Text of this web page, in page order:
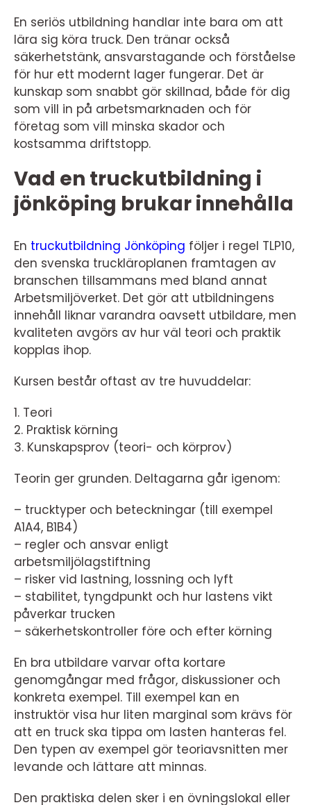
En seriös utbildning handlar inte bara om att
lära sig köra truck. Den tränar också
säkerhetstänk, ansvarstagande och förståelse
för hur ett modernt lager fungerar. Det är
kunskap som snabbt gör skillnad, både för dig
som vill in på arbetsmarknaden och för
företag som vill minska skador och
kostsamma driftstopp.
Vad en truckutbildning i
jönköping brukar innehålla
En truckutbildning Jönköping följer i regel TLP10,
den svenska truckläroplanen framtagen av
branschen tillsammans med bland annat
Arbetsmiljöverket. Det gör att utbildningens
innehåll liknar varandra oavsett utbildare, men
kvaliteten avgörs av hur väl teori och praktik
kopplas ihop.
Kursen består oftast av tre huvuddelar:
1. Teori
2. Praktisk körning
3. Kunskapsprov (teori- och körprov)
Teorin ger grunden. Deltagarna går igenom:
– trucktyper och beteckningar (till exempel
A1A4, B1B4)
– regler och ansvar enligt
arbetsmiljölagstiftning
– risker vid lastning, lossning och lyft
– stabilitet, tyngdpunkt och hur lastens vikt
påverkar trucken
– säkerhetskontroller före och efter körning
En bra utbildare varvar ofta kortare
genomgångar med frågor, diskussioner och
konkreta exempel. Till exempel kan en
instruktör visa hur liten marginal som krävs för
att en truck ska tippa om lasten hanteras fel.
Den typen av exempel gör teoriavsnitten mer
levande och lättare att minnas.
Den praktiska delen sker i en övningslokal eller